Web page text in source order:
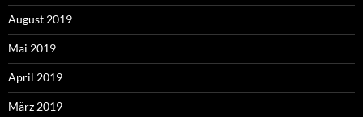
August 2019
Mai 2019
April 2019
März 2019